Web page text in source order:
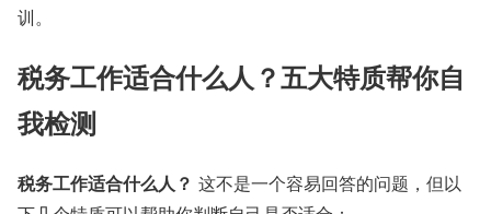
训。
税务工作适合什么人？五大特质帮你自
我检测
税务工作适合什么人？ 这不是一个容易回答的问题，但以